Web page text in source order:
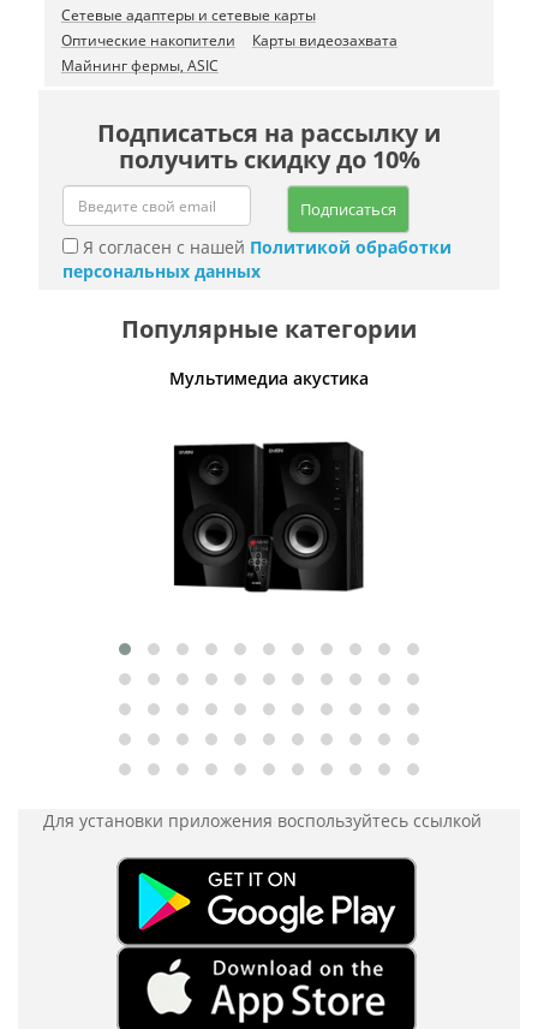
Сетевые адаптеры и сетевые карты
Оптические накопители
Карты видеозахвата
Майнинг фермы, ASIC
Подписаться на рассылку и
получить скидку до 10%
Подписаться
Я согласен с нашей Политикой обработки
персональных данных
Популярные категории
Мультимедиа акустика
Для установки приложения воспользуйтесь ссылкой